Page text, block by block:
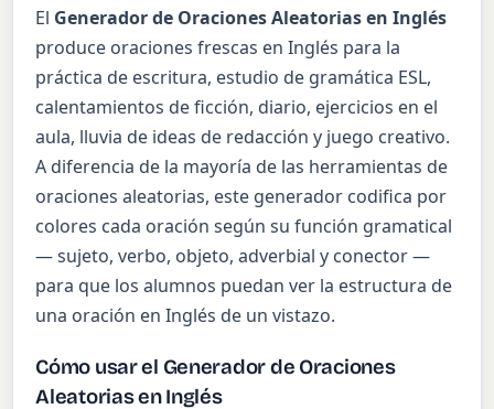
El Generador de Oraciones Aleatorias en Inglés
produce oraciones frescas en Inglés para la
práctica de escritura, estudio de gramática ESL,
calentamientos de ficción, diario, ejercicios en el
aula, lluvia de ideas de redacción y juego creativo.
A diferencia de la mayoría de las herramientas de
oraciones aleatorias, este generador codifica por
colores cada oración según su función gramatical
— sujeto, verbo, objeto, adverbial y conector —
para que los alumnos puedan ver la estructura de
una oración en Inglés de un vistazo.
Cómo usar el Generador de Oraciones
Aleatorias en Inglés